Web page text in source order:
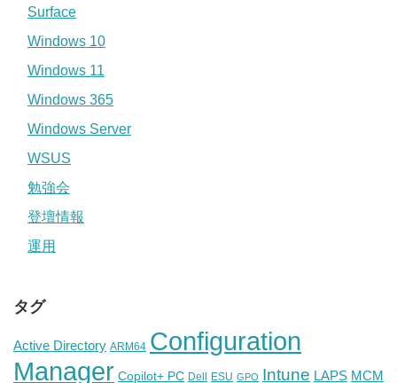
Surface
Windows 10
Windows 11
Windows 365
Windows Server
WSUS
勉強会
登壇情報
運用
タグ
Active Directory ARM64 Configuration
Manager Copilot+ PC Dell ESU GPO Intune LAPS MCM